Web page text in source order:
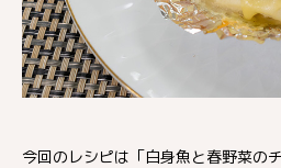
今回のレシピは「白身魚と春野菜の